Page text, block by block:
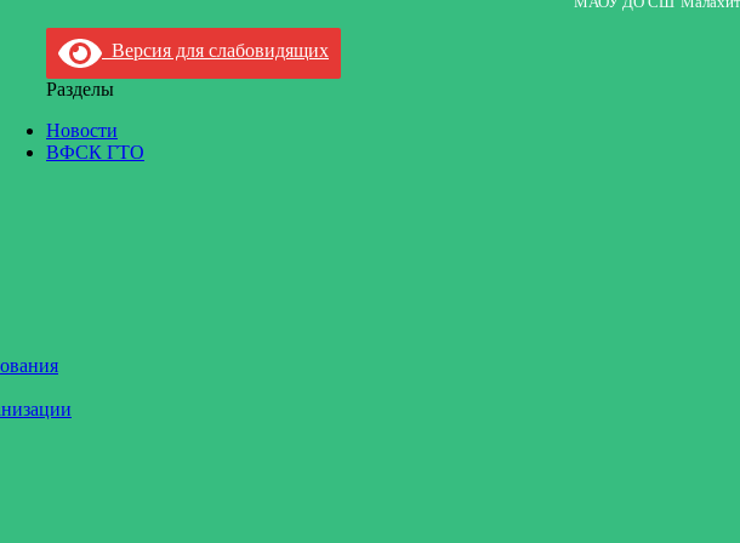
Версия для слабовидящих
Разделы
Новости
ВФСК ГТО